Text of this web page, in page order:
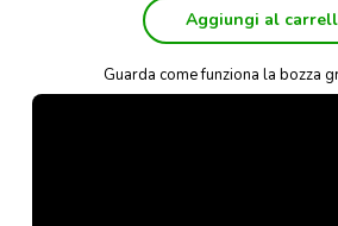
Aggiungi al
Guarda come funziona la bozza